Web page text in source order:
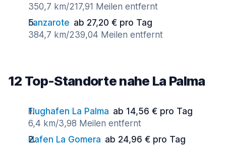
350,7 km/217,91 Meilen entfernt
Lanzarote ab 27,20 € pro Tag
384,7 km/239,04 Meilen entfernt
12 Top-Standorte nahe La Palma
Flughafen La Palma ab 14,56 € pro Tag
6,4 km/3,98 Meilen entfernt
Hafen La Gomera ab 24,96 € pro Tag